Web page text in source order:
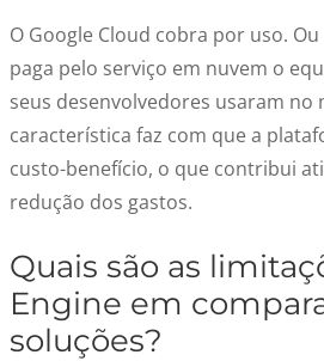
O Google Cloud cobra por uso.
paga pelo serviço em nuvem o
seus desenvolvedores usaram no
característica faz com que a
custo-benefício, o que contribui
redução dos gastos.
Quais são as
Engine em
soluções?